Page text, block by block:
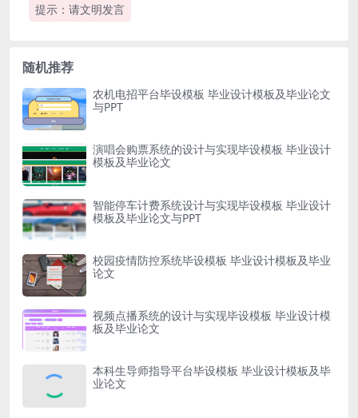
提示：请文明发言
随机推荐
农机电招平台毕设模板 毕业设计模板及毕业论文
与PPT
演唱会购票系统的设计与实现毕设模板 毕业设计
模板及毕业论文
智能停车计费系统设计与实现毕设模板 毕业设计
模板及毕业论文与PPT
校园疫情防控系统毕设模板 毕业设计模板及毕业
论文
视频点播系统的设计与实现毕设模板 毕业设计模
板及毕业论文
本科生导师指导平台毕设模板 毕业设计模板及毕
业论文